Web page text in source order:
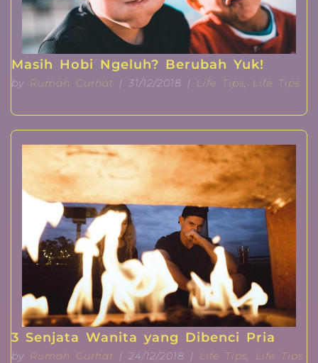
Masih Hobi Ngeluh? Berubah Yuk!
by Rumah Curhat | 31/12/2018 | Life Tips, Life Tips
3 Senjata Wanita yang Dibenci Pria
by Rumah Curhat | 24/12/2018 | Life Tips, Life Tips